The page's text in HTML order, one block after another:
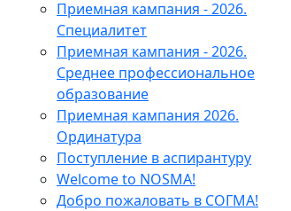
Приемная кампания - 2026.
Специалитет
Приемная кампания - 2026.
Среднее профессиональное
образование
Приемная кампания 2026.
Ординатура
Поступление в аспирантуру
Welcome to NOSMA!
Добро пожаловать в СОГМА!